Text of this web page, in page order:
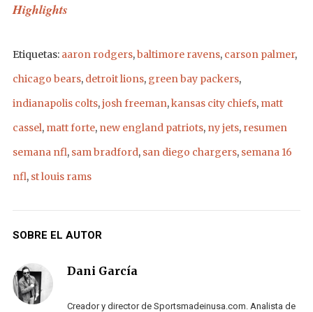
Highlights
Etiquetas: aaron rodgers,baltimore ravens, carson palmer,
chicago bears, detroit lions, green bay packers,
indianapolis colts,josh freeman,kansas city chiefs, matt
cassel, matt forte, new england patriots, ny jets, resumen
semana nfl, sam bradford, san diego chargers, semana 16
nfl, st louis rams
SOBRE EL AUTOR
Dani García
Creador y director de Sportsmadeinusa.com. Analista de